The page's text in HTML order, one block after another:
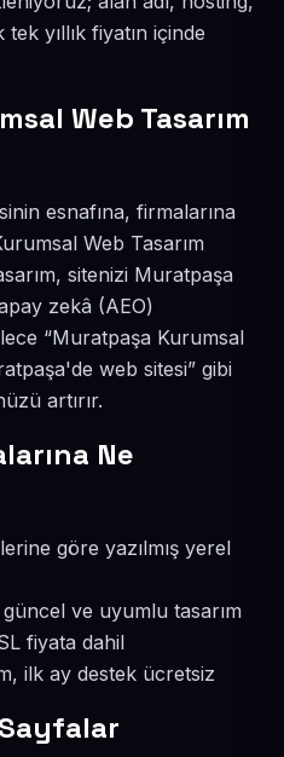
yıllık fiyatın içinde
Web Tasarım
esnafına, firmalarına
Web Tasarım
sitenizi Muratpaşa
zekâ (AEO)
“Muratpaşa Kurumsal
web sitesi” gibi
artırır.
Ne
göre yazılmış yerel
güncel ve uyumlu tasarım
fiyata dahil
ilk ay destek ücretsiz